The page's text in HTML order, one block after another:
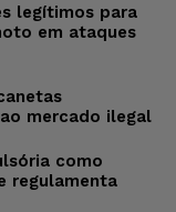
legítimos para
em ataques
mercado ilegal
como
regulamenta